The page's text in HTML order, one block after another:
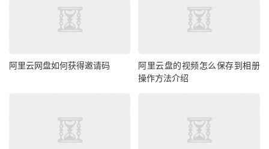
阿里云网盘如何获得邀请码
阿里云盘的视频怎么保存到相册
操作方法介绍